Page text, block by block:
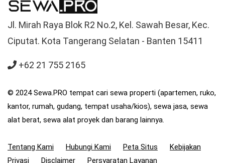
Jl. Mirah Raya Blok R2 No.2, Kel. Sawah Besar, Kec.
Ciputat. Kota Tangerang Selatan - Banten 15411
+62 21 755 2165
© 2024 Sewa.PRO tempat cari sewa properti (apartemen, ruko,
kantor, rumah, gudang, tempat usaha/kios), sewa jasa, sewa
alat berat, sewa alat proyek dan barang lainnya.
Tentang Kami Hubungi Kami Peta Situs
Kebijakan
Privasi
Disclaimer Persyaratan Layanan